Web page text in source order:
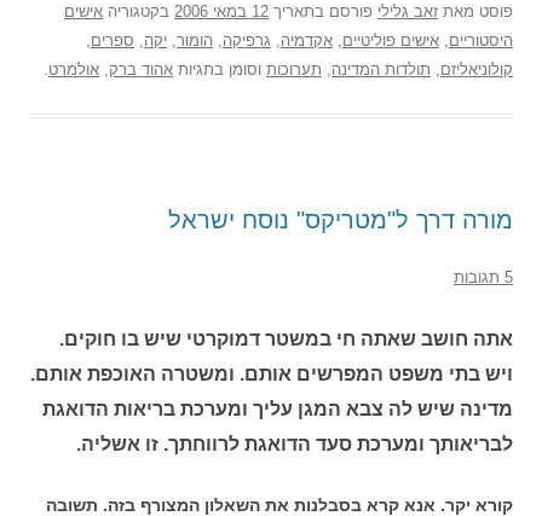
פוסטמאתזאב גליליפורסם בתאריך12 במאי 2006 בקטגוריהאישים
היסטוריים,אישים פוליטיים,אקדמיה,גרפיקה,הומור,יקה,ספרים,
קולוניאליזם,תולדות המדינה,תערוכותוסומן בתגיותאהוד ברק,אולמרט.
מורה דרך ל"מטריקס" נוסח ישראל
אתה חושב שאתה חי במשטר דמוקרטי שיש בו חוקים.
ויש בתי משפט המפרשים אותם. ומשטרה האוכפת אותם.
מדינה שיש לה צבא המגן עליך ומערכת בריאות הדואגת
לבריאותך ומערכת סעד הדואגת לרווחתך. זו אשליה.
קורא יקר. אנא קרא בסבלנות את השאלון המצורף בזה. תשובה